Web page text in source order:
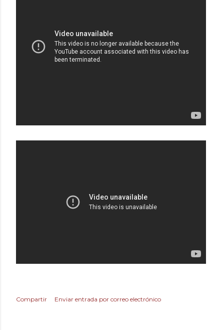
Compartir Enviar entrada por correo electrónico